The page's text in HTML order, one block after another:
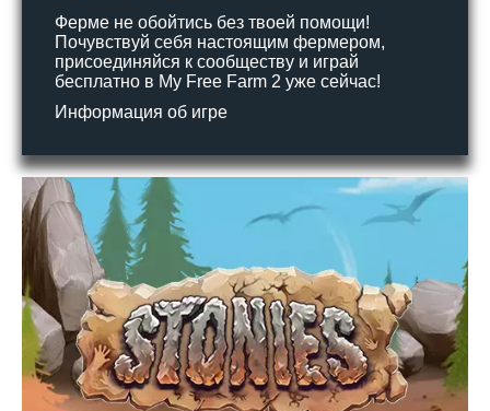
Ферме не обойтись без твоей помощи!
Почувствуй себя настоящим фермером,
присоединяйся к сообществу и играй
бесплатно в My Free Farm 2 уже сейчас!
Информация об игре